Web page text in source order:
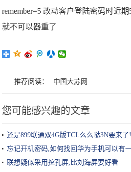
remember=5 改动客户登陆密码时近
就不可以器重了
推荐阅读： 中国大苏网
您可能感兴趣的文章
还是899联通双4G版TCL么么哒3N要来了!
忘记开机密码,如何找回华为手机可以有
联想疑似采用挖孔屏,比刘海屏要好看